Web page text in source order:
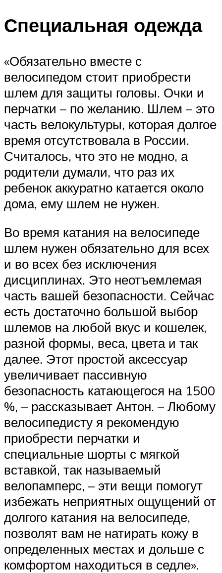
Специальная одежда
«Обязательно вместе с
велосипедом стоит приобрести
шлем для защиты головы. Очки и
перчатки – по желанию. Шлем – это
часть велокультуры, которая долгое
время отсутствовала в России.
Считалось, что это не модно, а
родители думали, что раз их
ребенок аккуратно катается около
дома, ему шлем не нужен.
Во время катания на велосипеде
шлем нужен обязательно для всех
и во всех без исключения
дисциплинах. Это неотъемлемая
часть вашей безопасности. Сейчас
есть достаточно большой выбор
шлемов на любой вкус и кошелек,
разной формы, веса, цвета и так
далее. Этот простой аксессуар
увеличивает пассивную
безопасность катающегося на 1500
%, – рассказывает Антон. – Любому
велосипедисту я рекомендую
приобрести перчатки и
специальные шорты с мягкой
вставкой, так называемый
велопамперс, – эти вещи помогут
избежать неприятных ощущений от
долгого катания на велосипеде,
позволят вам не натирать кожу в
определенных местах и дольше с
комфортом находиться в седле».